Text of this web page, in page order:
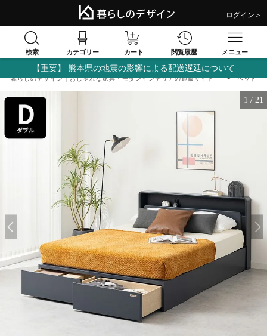
ログイン＞
検索 カテゴリー カート 閲覧履歴 メニュー
【重要】 熊本県の地震の影響による配送遅延について
暮らしのデザイン｜おしゃれな家具・モダンインテリアの通販サイト ベッド
1 / 21